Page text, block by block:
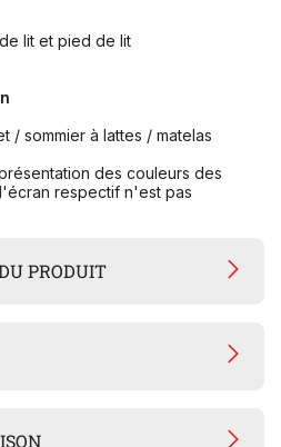
lit et pied de lit
/ sommier à lattes / matelas
des couleurs des
respectif n'est pas
PRODUIT